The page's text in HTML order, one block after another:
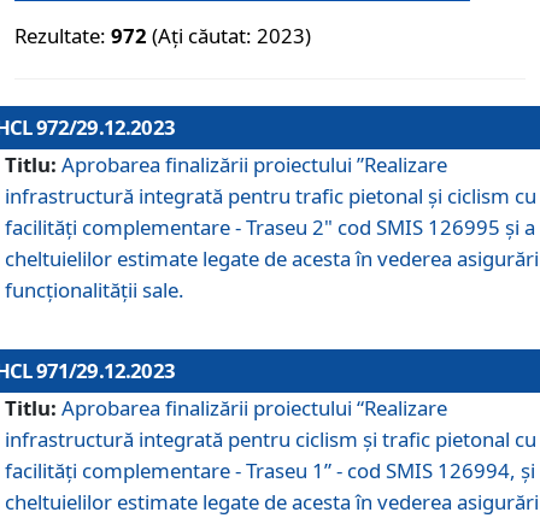
Rezultate: 972 (Ați căutat: 2023)
972/29.12.2023
Titlu: Aprobarea finalizării proiectului ”Realizare
infrastructură integrată pentru trafic pietonal și ciclism cu
facilități complementare - Traseu 2" cod SMIS 126995 și a
cheltuielilor estimate legate de acesta în vederea
funcționalității sale.
971/29.12.2023
Titlu: Aprobarea finalizării proiectului “Realizare
infrastructură integrată pentru ciclism şi trafic pietonal cu
facilităţi complementare - Traseu 1” - cod SMIS 126994, și
cheltuielilor estimate legate de acesta în vederea